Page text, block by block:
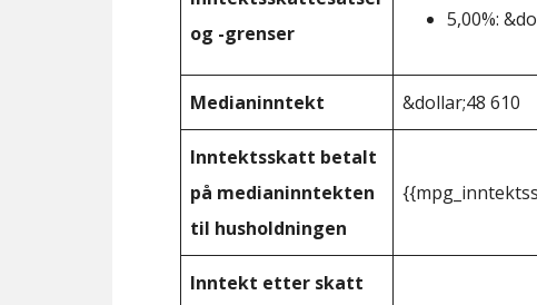
og -grenser
5,00%:
Medianinntekt &dollar;48 610
Inntektsskatt betalt
på medianinntekten
til husholdningen
Inntekt etter skatt